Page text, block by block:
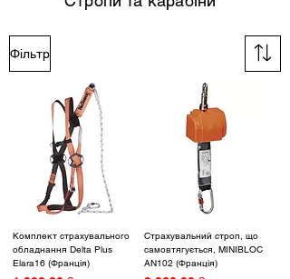
Фільтр
Комплект страхувального
обладнання Delta Plus
Elara16 (Франція)
Страхувальний строп, що
самовтягується, MINIBLOC
AN102 (Франція)